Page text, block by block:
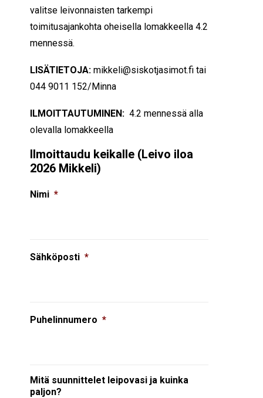
valitse leivonnaisten tarkempi
toimitusajankohta oheisella lomakkeella 4.2
mennessä.
LISÄTIETOJA: mikkeli@siskotjasimot.fi tai
044 9011 152/Minna
ILMOITTAUTUMINEN: 4.2 mennessä alla
olevalla lomakkeella
Ilmoittaudu keikalle (Leivo iloa
2026 Mikkeli)
Nimi *
Sähköposti *
Puhelinnumero *
Mitä suunnittelet leipovasi ja kuinka
paljon?